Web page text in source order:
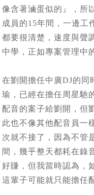
像含著滷蛋似的』，所
成員的15年間，一邊工
都要很清楚，速度與聲
中學，正如專案管理中
在劉開擔任中廣DJ的同
瑜，已經在擔任周星馳
配音的案子給劉開，但
此也不像其他配音員一
次就不接了，因為不管
間，幾乎整天都耗在錄
好賺，但我當時認為，
這輩子可能就只能擔任